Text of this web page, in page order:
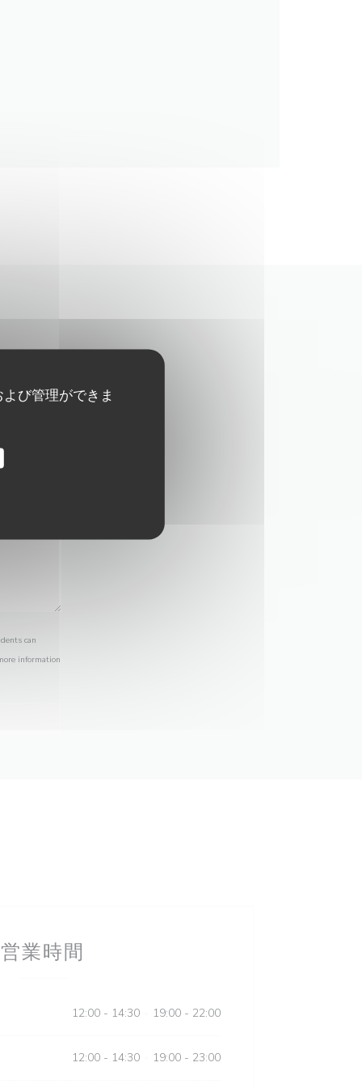
び管理ができま
can
information
営業時間
12:00 - 14:30 19:00 - 22:00
12:00 - 14:30 19:00 - 23:00